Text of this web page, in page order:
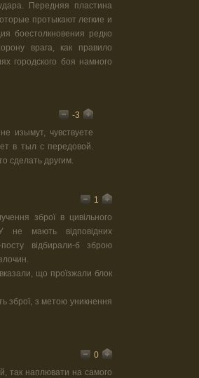
Передняя пластина
протыкают легкие и
боестолкновения редко
врага, как правило
городского боя намного
-3
изымут, чувствуете
в тыл с передовой.
сделать другим.
1
зброї в цивільного
не мають відповідних
відбирали-б зброю
що проїзжали блок
зброї, з метою уникнення
0
так наплювати на самого